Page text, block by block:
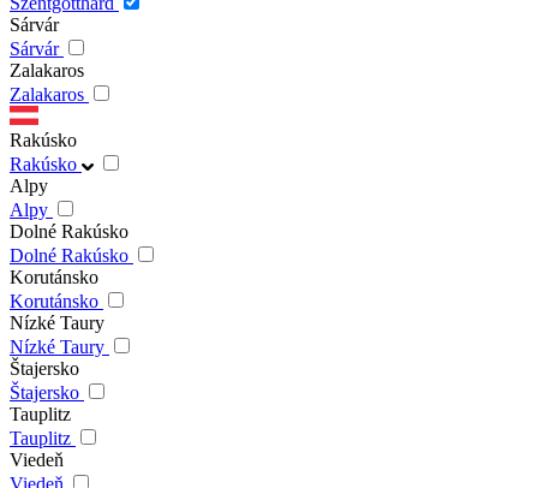
Sárvár
Sárvár
Zalakaros
Zalakaros
Rakúsko
Rakúsko
Alpy
Alpy
Dolné Rakúsko
Dolné Rakúsko
Korutánsko
Korutánsko
Nízké Taury
Nízké Taury
Štajersko
Štajersko
Tauplitz
Tauplitz
Viedeň